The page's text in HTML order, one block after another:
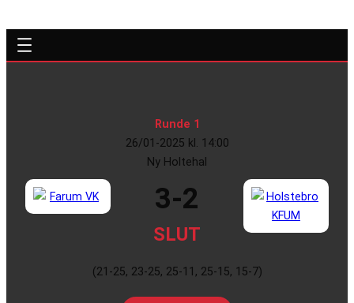
Runde 1
26/01-2025 kl. 14:00
Ny Holtehal
3-2
SLUT
(21-25, 23-25, 25-11, 25-15, 15-7)